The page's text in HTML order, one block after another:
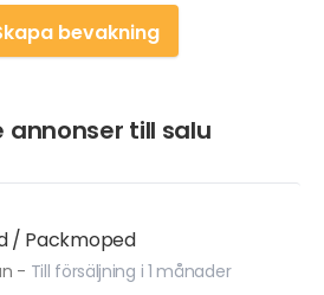
bevakning
annonser till salu
/ Packmoped
- Till försäljning i 1 månader